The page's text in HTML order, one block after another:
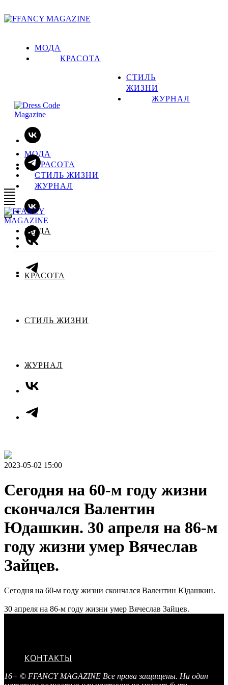
МОДА
КРАСОТА
СТИЛЬ
ЖИЗНИ
ЖУРНАЛ
МОДА
КРАСОТА
СТИЛЬ ЖИЗНИ
ЖУРНАЛ
МОДА
КРАСОТА
СТИЛЬ ЖИЗНИ
ЖУРНАЛ
2023-05-02 15:00
Сегодня на 60-м году жизни
скончался Валентин
Юдашкин. 30 апреля на 86-м
году жизни умер Вячеслав
Зайцев.
Сегодня на 60-м году жизни скончался Валентин Юдашкин.
30 апреля на 86-м году жизни умер Вячеслав Зайцев.
КОНТАКТЫ
16+ © FFANCY MAGAZINE Все права защищены. Ни один